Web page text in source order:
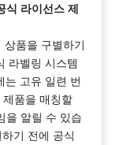
식 라이선스 제
품을 구별하기
라벨링 시스템
는 고유 일련 번
품을 매칭할
을 알릴 수 있습
기 전에 공식